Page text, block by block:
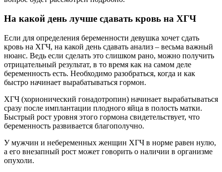
На какой день лучше сдавать кровь на ХГЧ
Если для определения беременности девушка хочет сдать
кровь на ХГЧ, на какой день сдавать анализ – весьма важный
нюанс. Ведь если сделать это слишком рано, можно получить
отрицательный результат, в то время как на самом деле
беременность есть. Необходимо разобраться, когда и как
быстро начинает вырабатываться гормон.
ХГЧ (хорионический гонадотропин) начинает вырабатываться
сразу после имплантации плодного яйца в полость матки.
Быстрый рост уровня этого гормона свидетельствует, что
беременность развивается благополучно.
У мужчин и небеременных женщин ХГЧ в норме равен нулю,
а его внезапный рост может говорить о наличии в организме
опухоли.